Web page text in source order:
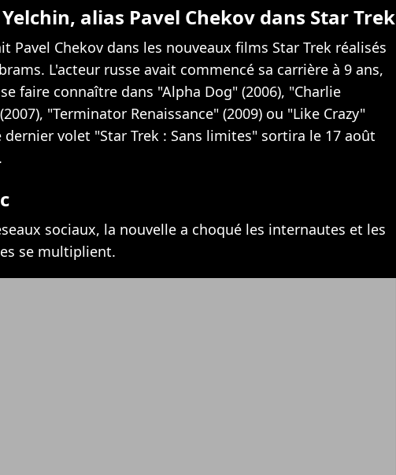
alias Pavel Chekov dans Star Trek
Pavel Chekov dans les nouveaux films Star Trek réalisés
L'acteur russe avait commencé sa carrière à 9 ans,
faire connaître dans "Alpha Dog" (2006), "Charlie
"Terminator Renaissance" (2009) ou "Like Crazy"
dernier volet "Star Trek : Sans limites" sortira le 17 août
sociaux, la nouvelle a choqué les internautes et les
se multiplient.